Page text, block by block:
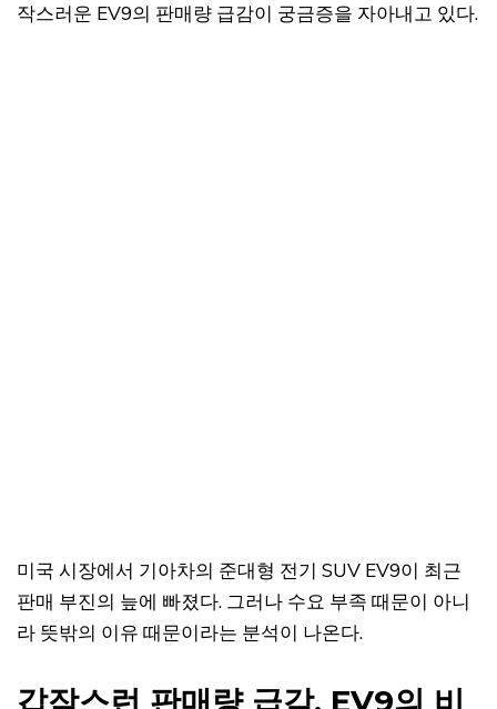
작스러운 EV9의 판매량 급감이 궁금증을 자아내고 있다.
미국 시장에서 기아차의 준대형 전기 SUV EV9이 최근
판매 부진의 늪에 빠졌다. 그러나 수요 부족 때문이 아니
라 뜻밖의 이유 때문이라는 분석이 나온다.
갑작스런 판매량 급감, EV9의 비